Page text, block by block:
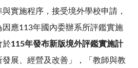
實施程序，接受境外學校申請，
應113年國內委辦系所評鑑實施
於115年發布新版境外評鑑實施計
發展、經營及改善」，「教師與教